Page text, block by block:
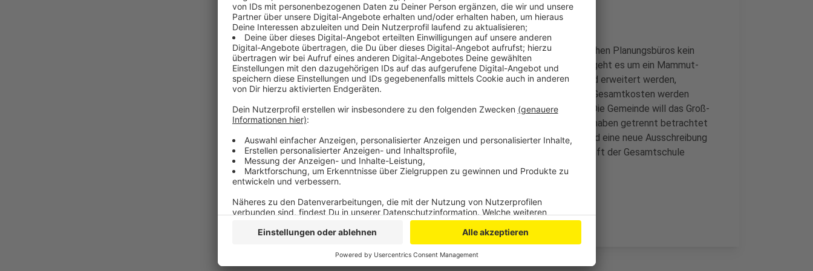
Anzeige
Nach Angaben der Gemeinde haben die Verhandlungen mit möglichen Planungsbüros kein
wirtschaftlich tragfähiges Ergebnis gebracht. Bei dem Vorhaben geht es um ein Mammut-
Projekt für Kürten: Die Gesamtschule soll umfangreich saniert und erweitert werden,
außerdem ist eine neue Mehrzweck- und Sporthalle geplant. Die Gesamtkosten werden
mittlerweile auf deutlich über hundert Millionen Euro geschätzt. Die Gemeinde will das Groß-
Projekt deshalb jetzt neu strukturieren. Künftig sollen die Bauvorhaben getrennt betrachtet
werden: Für die Mehrzweckhalle mit Sporthalle soll möglichst bald eine neue Ausschreibung
starten, damit die Bauarbeiten weitergehen können. Bei der Zukunft der Gesamtschule
dagegen stehen zunächst weitere Prüfungen an.